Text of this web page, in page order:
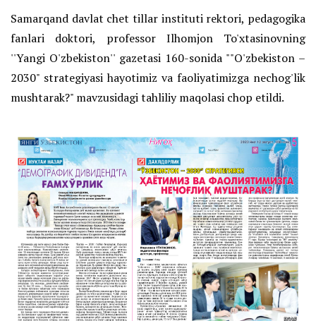
Samarqand davlat chet tillar instituti rektori, pedagogika
fanlari doktori, professor Ilhomjon To'xtasinovning
''Yangi O'zbekiston'' gazetasi 160-sonida ""O'zbekiston –
2030" strategiyasi hayotimiz va faoliyatimizga nechog'lik
mushtarak?" mavzusidagi tahliliy maqolasi chop etildi.